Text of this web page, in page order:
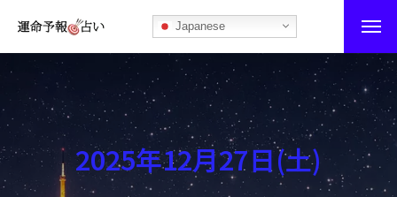
Japanese
運命予報占い
運命予報占いとは
あなたの所属部屋を探そう！
2025年12月27日(土)